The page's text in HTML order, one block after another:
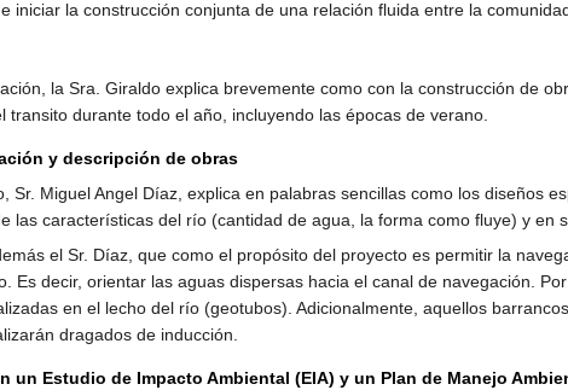
iniciar la construcción conjunta de una relación fluida entre la
la Sra. Giraldo explica brevemente como con la construcción de
transito durante todo el año, incluyendo las épocas de verano.
y descripción de obras
Sr. Miguel Angel Díaz, explica en palabras sencillas como los diseños
las características del río (cantidad de agua, la forma como fluye) y en
el Sr. Díaz, que como el propósito del proyecto es permitir la
Es decir, orientar las aguas dispersas hacia el canal de navegación.
en el lecho del río (geotubos). Adicionalmente, aquellos
dragados de inducción.
un Estudio de Impacto Ambiental (EIA) y un Plan de Manejo